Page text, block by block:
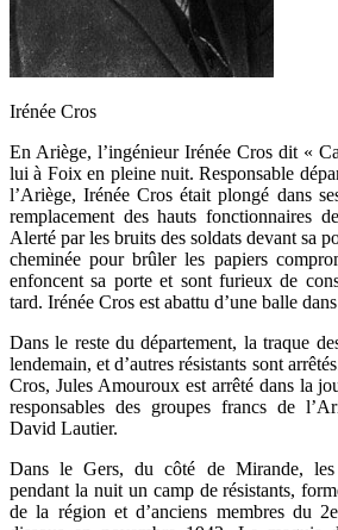
Irénée Cros
En Ariège, l’ingénieur Irénée Cros dit «
lui à Foix en pleine nuit. Responsable
l’Ariège, Irénée Cros était plongé dans
remplacement des hauts fonctionnaires
Alerté par les bruits des soldats devant sa
cheminée pour brûler les papiers
enfoncent sa porte et sont furieux de
tard. Irénée Cros est abattu d’une balle
Dans le reste du département, la traque
lendemain, et d’autres résistants sont
Cros, Jules Amouroux est arrêté dans la
responsables des groupes francs de
David Lautier.
Dans le Gers, du côté de Mirande, les
pendant la nuit un camp de résistants,
de la région et d’anciens membres du